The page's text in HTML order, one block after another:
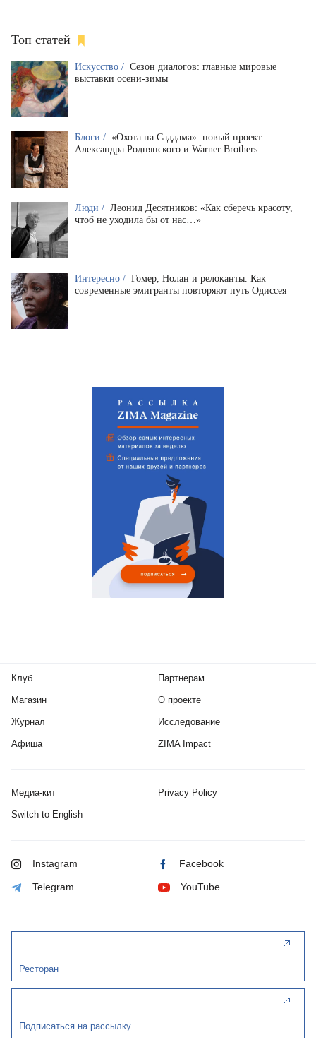
Топ статей
Искусство / Сезон диалогов: главные мировые
выставки осени-зимы
Блоги / «Охота на Саддама»: новый проект
Александра Роднянского и Warner Brothers
Люди / Леонид Десятников: «Как сберечь красоту,
чтоб не уходила бы от нас…»
Интересно / Гомер, Нолан и релоканты. Как
современные эмигранты повторяют путь Одиссея
Клуб
Магазин
Журнал
Афиша
Партнерам
О проекте
Исследование
ZIMA Impact
Медиа-кит Privacy Policy
Switch to English
Instagram Facebook
Telegram YouTube
Ресторан
Подписаться на рассылку